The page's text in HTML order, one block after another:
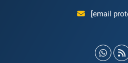
[email